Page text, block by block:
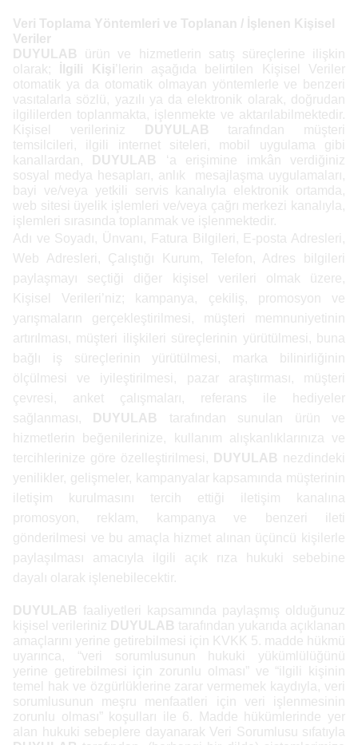
Veri Toplama Yöntemleri ve Toplanan / İşlenen Kişisel
Veriler
DUYULAB
ürün ve hizmetlerin
satış süreçlerine ilişkin
olarak;
İlgili Kişi’lerin aşağıda belirtilen Kişisel Veriler
otomatik ya da otomatik olmayan yöntemlerle ve benzeri
vasıtalarla sözlü, yazılı ya da elektronik olarak, doğrudan
ilgililerden toplanmakta, işlenmekte ve aktarılabilmektedir.
Kişisel verileriniz
DUYULAB
tarafından müşteri
temsilcileri, ilgili internet siteleri, mobil uygulama gibi
kanallardan,
DUYULAB
‘a erişimine imkân verdiğiniz
sosyal medya hesapları, anlık mesajlaşma uygulamaları,
bayi ve/veya yetkili servis kanalıyla
elektronik ortamda,
web sitesi üyelik işlemleri ve/veya çağrı merkezi kanalıyla,
işlemleri sırasında toplanmak ve işlenmektedir.
Adı ve Soyadı, Ünvanı, Fatura Bilgileri, E-posta Adresleri,
Web Adresleri, Çalıştığı Kurum, Telefon, Adres bilgileri
paylaşmayı seçtiği diğer kişisel verileri olmak üzere,
Kişisel Verileri’niz; kampanya, çekiliş, promosyon ve
yarışmaların gerçekleştirilmesi, müşteri memnuniyetinin
artırılması, müşteri ilişkileri süreçlerinin yürütülmesi, buna
bağlı iş süreçlerinin yürütülmesi, marka bilinirliğinin
ölçülmesi ve iyileştirilmesi, pazar araştırması, müşteri
çevresi, anket çalışmaları, referans ile hediyeler
sağlanması,
DUYULAB
tarafından sunulan ürün ve
hizmetlerin beğenilerinize, kullanım alışkanlıklarınıza ve
tercihlerinize göre özelleştirilmesi,
DUYULAB
nezdindeki
yenilikler, gelişmeler, kampanyalar kapsamında müşterinin
iletişim kurulmasını tercih ettiği iletişim kanalına
promosyon, reklam, kampanya ve benzeri ileti
gönderilmesi ve bu amaçla hizmet alınan üçüncü kişilerle
paylaşılması amacıyla ilgili açık rıza hukuki sebebine
dayalı olarak işlenebilecektir.
DUYULAB
faaliyetleri kapsamında paylaşmış olduğunuz
kişisel verileriniz DUYULAB tarafından yukarıda açıklanan
amaçlarını yerine getirebilmesi için KVKK 5. madde hükmü
uyarınca, “veri sorumlusunun hukuki yükümlülüğünü
yerine getirebilmesi için zorunlu olması” ve “ilgili kişinin
temel hak ve özgürlüklerine zarar vermemek kaydıyla, veri
sorumlusunun meşru menfaatleri için veri işlenmesinin
zorunlu olması” koşulları ile 6. Madde hükümlerinde yer
alan hukuki sebeplere dayanarak Veri Sorumlusu sıfatıyla